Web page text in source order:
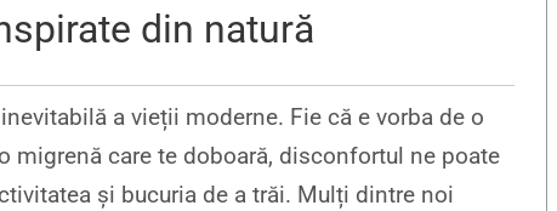
din natură
a vieții moderne. Fie că e vorba de o
migrenă care te doboară, disconfortul ne poate
și bucuria de a trăi. Mulți dintre noi